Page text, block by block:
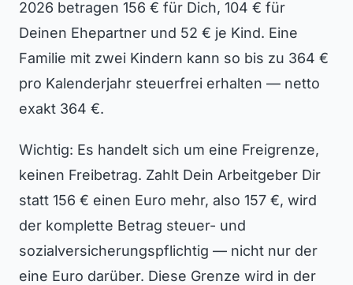
2026 betragen 156 € für Dich, 104 € für
Deinen Ehepartner und 52 € je Kind. Eine
Familie mit zwei Kindern kann so bis zu 364 €
pro Kalenderjahr steuerfrei erhalten — netto
exakt 364 €.
Wichtig: Es handelt sich um eine Freigrenze,
keinen Freibetrag. Zahlt Dein Arbeitgeber Dir
statt 156 € einen Euro mehr, also 157 €, wird
der komplette Betrag steuer- und
sozialversicherungspflichtig — nicht nur der
eine Euro darüber. Diese Grenze wird in der